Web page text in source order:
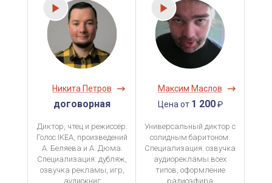
Никита Петров
договорная
Диктор, чтец и режиссёр.
Голос IKEA, произведений
А. Беляева и А. Дюма.
Специализация: дубляж,
озвучка рекламы, игр,
аудиокниг
Максим Маслов
Цена от 1 200₽
Универсальный диктор с
солидным баритоном.
Специализация: озвучка
аудиорекламы всех
типов, оформление
радиоэфира